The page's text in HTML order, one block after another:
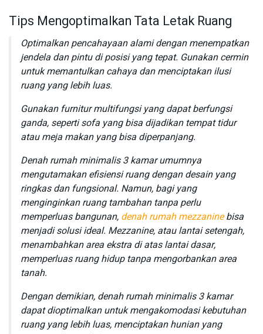
Tips Mengoptimalkan Tata Letak Ruang
Optimalkan pencahayaan alami dengan menempatkan
jendela dan pintu di posisi yang tepat. Gunakan cermin
untuk memantulkan cahaya dan menciptakan ilusi
ruang yang lebih luas.
Gunakan furnitur multifungsi yang dapat berfungsi
ganda, seperti sofa yang bisa dijadikan tempat tidur
atau meja makan yang bisa diperpanjang.
Denah rumah minimalis 3 kamar umumnya
mengutamakan efisiensi ruang dengan desain yang
ringkas dan fungsional. Namun, bagi yang
menginginkan ruang tambahan tanpa perlu
memperluas bangunan, denah rumah mezzaninebisa
menjadi solusi ideal. Mezzanine, atau lantai setengah,
menambahkan area ekstra di atas lantai dasar,
memperluas ruang hidup tanpa mengorbankan area
tanah.
Dengan demikian, denah rumah minimalis 3 kamar
dapat dioptimalkan untuk mengakomodasi kebutuhan
ruang yang lebih luas, menciptakan hunian yang